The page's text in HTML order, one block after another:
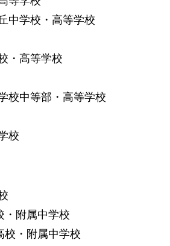
中学校・高等学校
・高等学校
校中等部・高等学校
校
・附属中学校
校・附属中学校